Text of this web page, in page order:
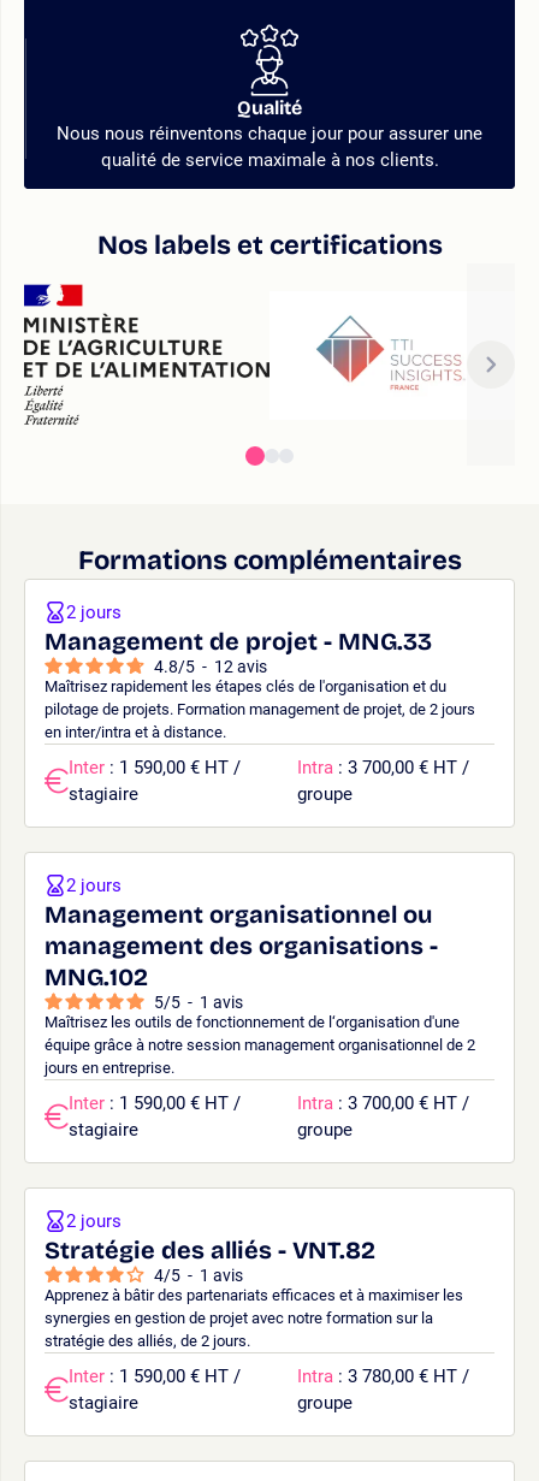
Qualité
Nous nous réinventons chaque jour pour assurer une
qualité de service maximale à nos clients.
Nos labels et certifications
Formations complémentaires
Management de projet - MNG.33
4.8/5 - 12 avis
Maîtrisez rapidement les étapes clés de l'organisation et du
pilotage de projets. Formation management de projet, de 2 jours
en inter/intra et à distance.
2 jours
Inter : 1 590,00 € HT /
stagiaire
Intra : 3 700,00 € HT /
groupe
Management organisationnel ou
management des organisations -
MNG.102
5/5 - 1 avis
Maîtrisez les outils de fonctionnement de l‘organisation d'une
équipe grâce à notre session management organisationnel de 2
jours en entreprise.
2 jours
Inter : 1 590,00 € HT /
stagiaire
Intra : 3 700,00 € HT /
groupe
Stratégie des alliés - VNT.82
4/5 - 1 avis
Apprenez à bâtir des partenariats efficaces et à maximiser les
synergies en gestion de projet avec notre formation sur la
stratégie des alliés, de 2 jours.
2 jours
Inter : 1 590,00 € HT /
stagiaire
Intra : 3 780,00 € HT /
groupe